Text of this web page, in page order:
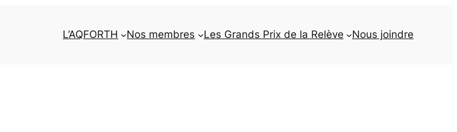
L’AQFORTH Nos membres Les Grands Prix de la Relève Nous joindre